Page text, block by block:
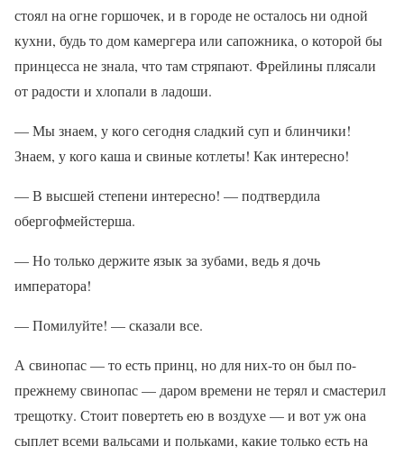
стоял на огне горшочек, и в городе не осталось ни одной
кухни, будь то дом камергера или сапожника, о которой бы
принцесса не знала, что там стряпают. Фрейлины плясали
от радости и хлопали в ладоши.
— Мы знаем, у кого сегодня сладкий суп и блинчики!
Знаем, у кого каша и свиные котлеты! Как интересно!
— В высшей степени интересно! — подтвердила
обергофмейстерша.
— Но только держите язык за зубами, ведь я дочь
императора!
— Помилуйте! — сказали все.
А свинопас — то есть принц, но для них-то он был по-
прежнему свинопас — даром времени не терял и смастерил
трещотку. Стоит повертеть ею в воздухе — и вот уж она
сыплет всеми вальсами и польками, какие только есть на